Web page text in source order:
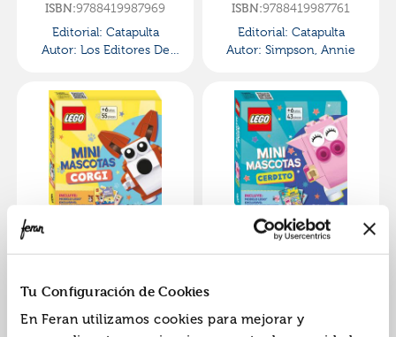
Tu Configuración de Cookies
En Feran utilizamos cookies para mejorar y
ISBN:9788419987969
Editorial: Catapulta
Autor: Los Editores De
ISBN:9788419987761
Editorial: Catapulta
Autor: Simpson, Annie
ISBN: 9788419987822
Autor: Ameet Studio
Lego. mini mascotas.
Autor:Ameet Studio